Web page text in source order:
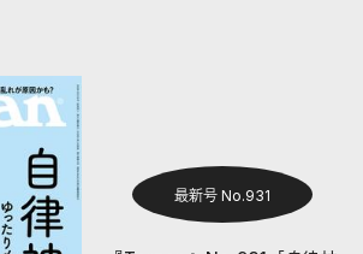
最新号 No.931